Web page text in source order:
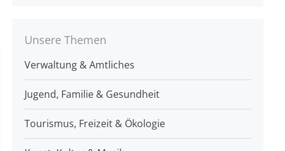
Unsere Themen
Verwaltung & Amtliches
Jugend, Familie & Gesundheit
Tourismus, Freizeit & Ökologie